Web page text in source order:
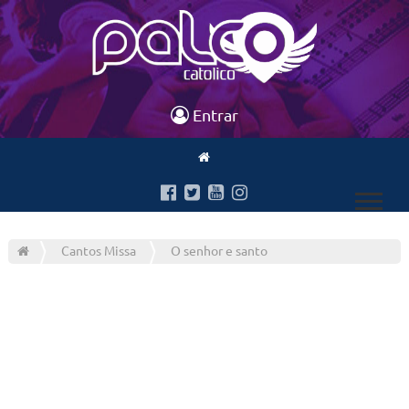
Entrar
Cantos Missa O senhor e santo